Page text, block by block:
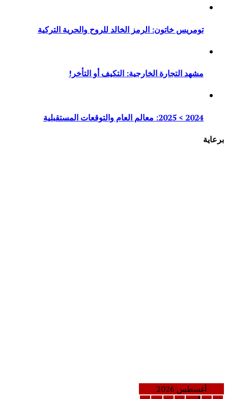
تومريس خاتون: الرمز الخالد للروح والحرية التركية
مشهد التجارة الخارجية: التكيف أو التأخر!
2024 > 2025: معالم العام والتوقعات المستقبلية
برعاية
أغسطس 2026